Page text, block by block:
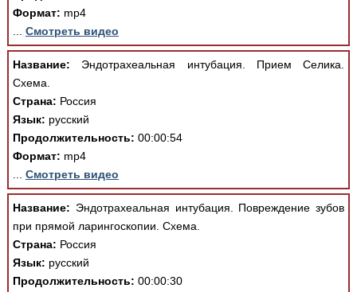
Формат: mp4
Смотреть видео
Название: Эндотрахеальная интубация. Прием Селика.
Схема.
Страна: Россия
Язык: русский
Продолжительность: 00:00:54
Формат: mp4
Смотреть видео
Название: Эндотрахеальная интубация. Повреждение зубов
при прямой ларингоскопии. Схема.
Страна: Россия
Язык: русский
Продолжительность: 00:00:30